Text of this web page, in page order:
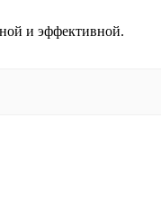
и эффективной.